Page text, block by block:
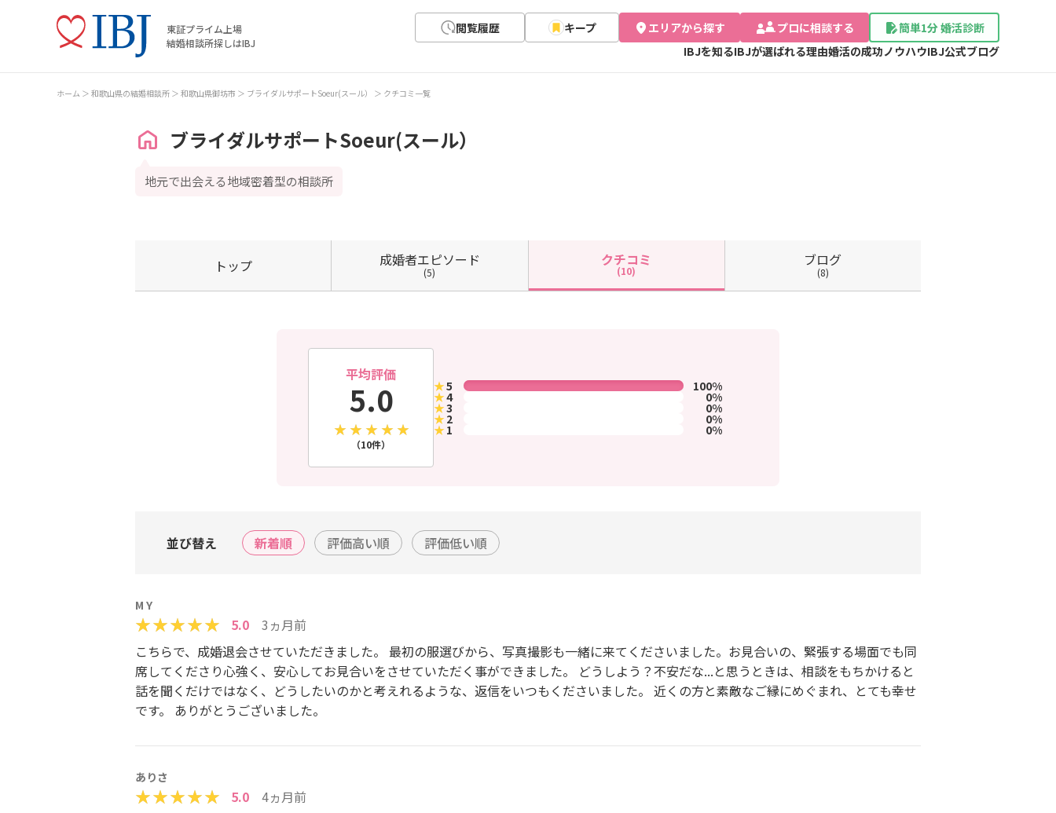
東証プライム上場
結婚相談所探しはIBJ
閲覧履歴 キープ エリアから探す プロに相談する
簡単1分 婚活診断
IBJを知るIBJが選ばれる理由婚活の成功ノウハウIBJ公式ブログ
ホーム 和歌山県の結婚相談所 和歌山県御坊市 ブライダルサポートSoeur(スール） クチコミ一覧
ブライダルサポートSoeur(スール）
地元で出会える地域密着型の相談所
トップ 成婚者エピソード
(5)
クチコミ
(10)
ブログ
(8)
平均評価
5.0
（10件）
★5 100%
★4 0%
★3 0%
★ 2 0%
★ 1 0%
並び替え 新着順 評価高い順 評価低い順
M Y
5.0
3ヵ月前
こちらで、成婚退会させていただきました。 最初の服選びから、写真撮影も一緒に来てくださいました。お見合いの、緊張する場面でも同
席してくださり心強く、安心してお見合いをさせていただく事ができました。 どうしよう？不安だな...と思うときは、相談をもちかけると
話を聞くだけではなく、どうしたいのかと考えれるような、返信をいつもくださいました。 近くの方と素敵なご縁にめぐまれ、とても幸せ
です。 ありがとうございました。
ありさ
5.0
4ヵ月前